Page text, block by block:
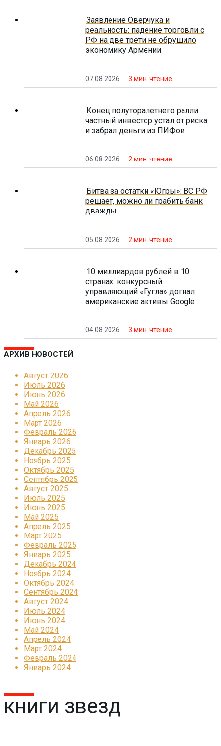
Заявление Оверчука и
реальность: падение торговли с
РФ на две трети не обрушило
экономику Армении
07.08.2026 3 мин. чтение
Конец полуторалетнего ралли:
частный инвестор устал от риска
и забрал деньги из ПИФов
06.08.2026 2 мин. чтение
Битва за остатки «Югры»: ВС РФ
решает, можно ли грабить банк
дважды
05.08.2026 2 мин. чтение
10 миллиардов рублей в 10
странах: конкурсный
управляющий «Гугла» догнал
американские активы Google
04.08.2026 3 мин. чтение
АРХИВ НОВОСТЕЙ
Август 2026
Июль 2026
Июнь 2026
Май 2026
Апрель 2026
Март 2026
Февраль 2026
Январь 2026
Декабрь 2025
Ноябрь 2025
Октябрь 2025
Сентябрь 2025
Август 2025
Июль 2025
Июнь 2025
Май 2025
Апрель 2025
Март 2025
Февраль 2025
Январь 2025
Декабрь 2024
Ноябрь 2024
Октябрь 2024
Сентябрь 2024
Август 2024
Июль 2024
Июнь 2024
Май 2024
Апрель 2024
Март 2024
Февраль 2024
Январь 2024
книги звезд